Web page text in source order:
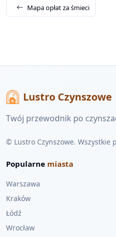
Mapa opłat za śmieci
Lustro Czynszowe
Twój przewodnik po
© Lustro Czynszowe. Wszystkie
Popularne miasta
Warszawa
Kraków
Łódź
Wrocław